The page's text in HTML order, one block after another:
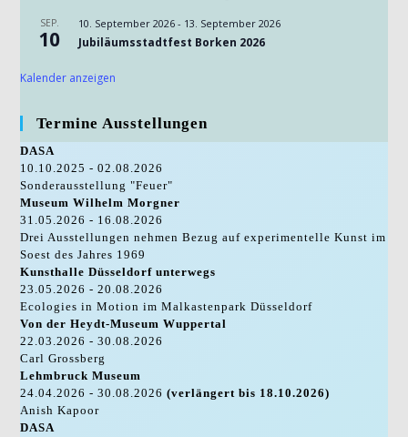
SEP.
10
10. September 2026 - 13. September 2026
Jubiläumsstadtfest Borken 2026
Kalender anzeigen
Termine Ausstellungen
DASA
10.10.2025 - 02.08.2026
Sonderausstellung "Feuer"
Museum Wilhelm Morgner
31.05.2026 - 16.08.2026
Drei Ausstellungen nehmen Bezug auf experimentelle Kunst im
Soest des Jahres 1969
Kunsthalle Düsseldorf unterwegs
23.05.2026 - 20.08.2026
Ecologies in Motion im Malkastenpark Düsseldorf
Von der Heydt-Museum Wuppertal
22.03.2026 - 30.08.2026
Carl Grossberg
Lehmbruck Museum
24.04.2026 - 30.08.2026(verlängert bis 18.10.2026)
Anish Kapoor
DASA